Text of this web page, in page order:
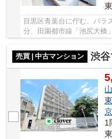
目黒区青葉台に佇む、パラ
分、田園都市線「池尻大橋
と利便性に富んだ立地です
売買 | 中古マンション
渋
1